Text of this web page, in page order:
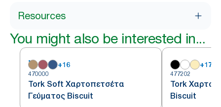
Resources
You might also be interested in...
+16
470000
Tork Soft Χαρτοπετσέτα
Γεύματος Biscuit
+17
477202
Tork
Biscuit